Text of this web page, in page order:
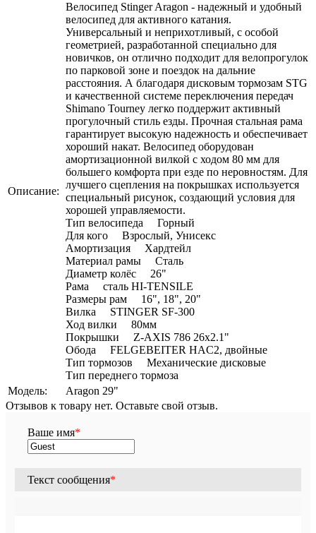
Описание:
Велосипед Stinger Aragon - надежный и удобный
велосипед для активного катания.
Универсальный и неприхотливый, с особой
геометрией, разработанной специально для
новичков, он отлично подходит для велопрогулок
по парковой зоне и поездок на дальние
расстояния. А благодаря дисковым тормозам STG
и качественной системе переключения передач
Shimano Tourney легко поддержит активный
прогулочный стиль езды. Прочная стальная рама
гарантирует высокую надежность и обеспечивает
хороший накат. Велосипед оборудован
амортизационной вилкой с ходом 80 мм для
большего комфорта при езде по неровностям. Для
лучшего сцепления на покрышках используется
специальный рисунок, создающий условия для
хорошей управляемости.
Тип велосипеда Горный
Для кого Взрослый, Унисекс
Амортизация Хардтейл
Материал рамы Сталь
Диаметр колёс 26"
Рама сталь HI-TENSILE
Размеры рам 16", 18", 20"
Вилка STINGER SF-300
Ход вилки 80мм
Покрышки Z-AXIS 786 26x2.1"
Обода FELGEBEITER HAC2, двойные
Тип тормозов Механические дисковые
Тип переднего тормоза
Модель:
Aragon 29"
Отзывов к товару нет. Оставьте свой отзыв.
Ваше имя*
Текст сообщения*